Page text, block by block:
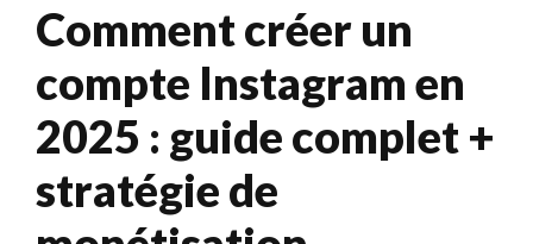
Comment créer un
compte Instagram en
2025 : guide complet +
stratégie de